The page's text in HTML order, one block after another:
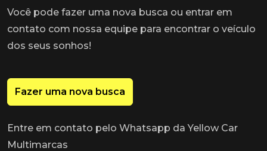
Você pode fazer uma nova busca ou entrar em
contato com nossa equipe para encontrar o veículo
dos seus sonhos!
Fazer uma nova busca
Entre em contato pelo Whatsapp da Yellow Car
Multimarcas